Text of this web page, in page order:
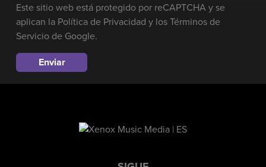
Este sitio web está protegido por reCAPTCHA y se
aplican la Política de Privacidad y losTérminos de
Servicio de Google.